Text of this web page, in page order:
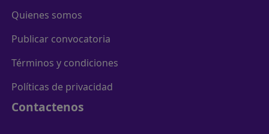
Quienes somos
Publicar convocatoria
Términos y condiciones
Políticas de privacidad
Contactenos